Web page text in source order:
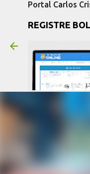
Portal Carlos
REGISTRE